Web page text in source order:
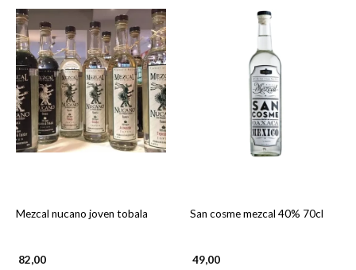
Mezcal nucano joven tobala
82,00
San cosme mezcal 40% 70cl
49,00